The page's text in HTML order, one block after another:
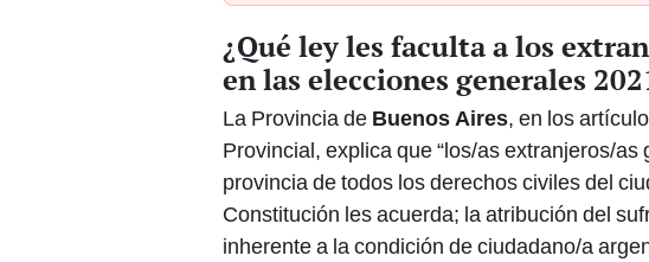
¿Qué ley les faculta a los
en las elecciones generales
La Provincia de Buenos Aires, en los
Provincial, explica que “los/as extranjeros/as
provincia de todos los derechos civiles del
Constitución les acuerda; la atribución del
inherente a la condición de ciudadano/a